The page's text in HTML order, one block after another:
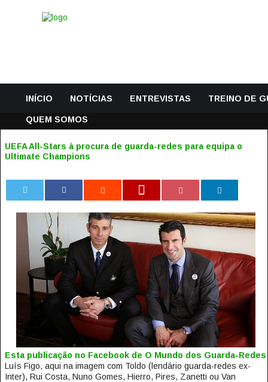
INÍCIO NOTÍCIAS ENTREVISTAS TREINO DE
QUEM SOMOS
UEFA All-Stars à procura de guarda-redes para equipa o
Ultimate Champions
0
Esta publicação no Facebook de O Mundo dos Guarda-Redes
Luís Figo, aqui na imagem com Toldo (lendário guarda-redes ex-
Inter), Rui Costa, Nuno Gomes, Hierro, Pires, Zanetti ou Van